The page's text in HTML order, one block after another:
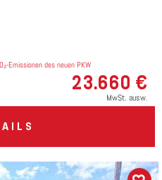
Emissionen des neuen PKW
23.660 €
MwSt. ausw.